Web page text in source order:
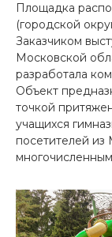
Площадка
(городской
Заказчиком
Московской
разработала
Объект
точкой
учащихся
посетителей